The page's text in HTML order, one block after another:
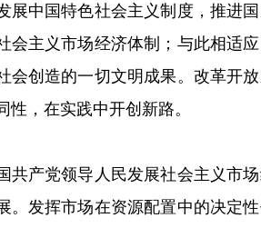
展中国特色社会主义制度，推进
会主义市场经济体制；与此相适
会创造的一切文明成果。改革开
性，在实践中开创新路。
产党领导人民发展社会主义市场
。发挥市场在资源配置中的决定